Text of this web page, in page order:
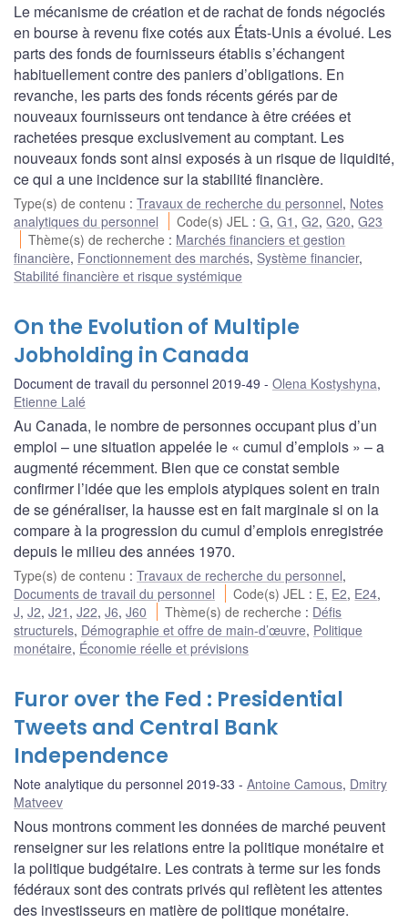
Le mécanisme de création et de rachat de fonds négociés
en bourse à revenu fixe cotés aux États-Unis a évolué. Les
parts des fonds de fournisseurs établis s’échangent
habituellement contre des paniers d’obligations. En
revanche, les parts des fonds récents gérés par de
nouveaux fournisseurs ont tendance à être créées et
rachetées presque exclusivement au comptant. Les
nouveaux fonds sont ainsi exposés à un risque de liquidité,
ce qui a une incidence sur la stabilité financière.
Type(s) de contenu : Travaux de recherche du personnel, Notes
analytiques du personnel
Code(s) JEL :G,G1 ,G2,G20,G23
Thème(s) de recherche : Marchés financiers et gestion
financière, Fonctionnement des marchés, Système financier,
Stabilité financière et risque systémique
On the Evolution of Multiple
Jobholding in Canada
Document de travail du personnel 2019-49 Olena Kostyshyna,
Etienne Lalé
Au Canada, le nombre de personnes occupant plus d’un
emploi – une situation appelée le « cumul d’emplois » – a
augmenté récemment. Bien que ce constat semble
confirmer l’idée que les emplois atypiques soient en train
de se généraliser, la hausse est en fait marginale si on la
compare à la progression du cumul d’emplois enregistrée
depuis le milieu des années 1970.
Type(s) de contenu : Travaux de recherche du personnel,
Documents de travail du personnel
Code(s) JEL : E, E2, E24,
J, J2, J21 , J22, J6, J60 Thème(s) de recherche : Défis
structurels, Démographie et offre de main-d’œuvre, Politique
monétaire, Économie réelle et prévisions
Furor over the Fed : Presidential
Tweets and Central Bank
Independence
Note analytique du personnel 2019-33 Antoine Camous, Dmitry
Matveev
Nous montrons comment les données de marché peuvent
renseigner sur les relations entre la politique monétaire et
la politique budgétaire. Les contrats à terme sur les fonds
fédéraux sont des contrats privés qui reflètent les attentes
des investisseurs en matière de politique monétaire.